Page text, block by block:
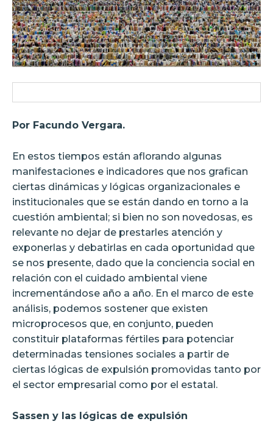
Por Facundo Vergara.
En estos tiempos están aflorando algunas
manifestaciones e indicadores que nos grafican
ciertas dinámicas y lógicas organizacionales e
institucionales que se están dando en torno a la
cuestión ambiental; si bien no son novedosas, es
relevante no dejar de prestarles atención y
exponerlas y debatirlas en cada oportunidad que
se nos presente, dado que la conciencia social en
relación con el cuidado ambiental viene
incrementándose año a año. En el marco de este
análisis, podemos sostener que existen
microprocesos que, en conjunto, pueden
constituir plataformas fértiles para potenciar
determinadas tensiones sociales a partir de
ciertas lógicas de expulsión promovidas tanto por
el sector empresarial como por el estatal.
Sassen y las lógicas de expulsión